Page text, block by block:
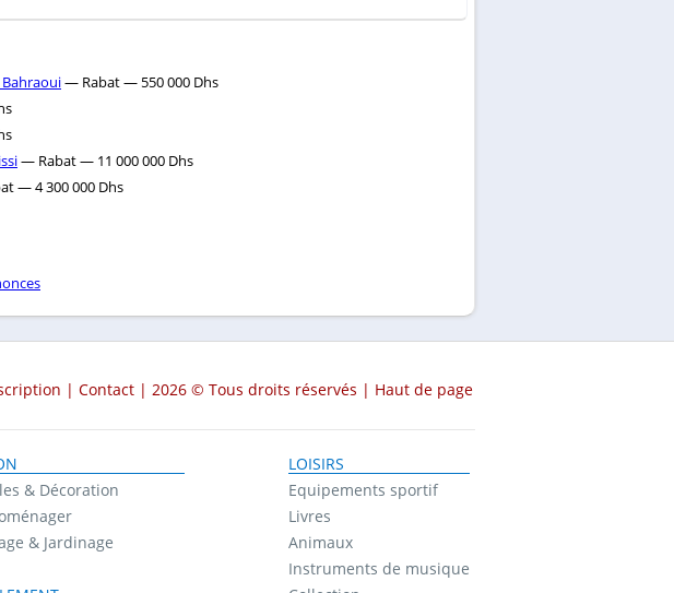
— Rabat — 550 000 Dhs
— Rabat — 11 000 000 Dhs
— 4 300 000 Dhs
| Contact | 2026 © Tous droits réservés | Haut de page
& Décoration
& Jardinage
LOISIRS
Equipements sportif
Livres
Animaux
Instruments de musique